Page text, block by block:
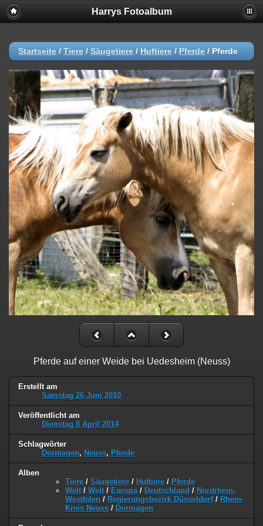
Harrys Fotoalbum
Startseite / Tiere / Säugetiere / Huftiere / Pferde / Pferde
Pferde auf einer Weide bei Uedesheim (Neuss)
Erstellt am
Samstag 26 Juni 2010
Veröffentlicht am
Dienstag 8 April 2014
Schlagwörter
Dormagen, Neuss, Pferde
Alben
Tiere / Säugetiere / Huftiere / Pferde
Welt / Welt / Europa / Deutschland / Nordrhein-
Westfalen / Regierungsbezirk Düsseldorf/ Rhein-
Kreis Neuss / Dormagen